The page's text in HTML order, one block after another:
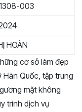
003
HOÀN
cơ sở làm đẹp
Quốc, tập trung
mặt không
trình dịch vụ